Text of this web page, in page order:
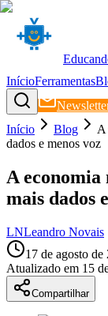
InícioFerramentas
Início
Blog
A
dados e menos voz
A economia
mais dados
LNLeandro Novais
17 de agosto de
Atualizado em 15
Compartilhar